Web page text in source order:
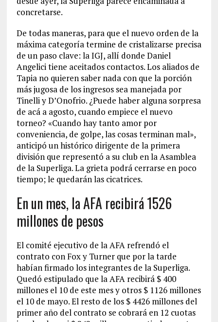
concretarse.
De todas maneras, para que el nuevo orden de la
máxima categoría termine de cristalizarse precisa
de un paso clave: la IGJ, allí donde Daniel
Angelici tiene aceitados contactos. Los aliados de
Tapia no quieren saber nada con que la porción
más jugosa de los ingresos sea manejada por
Tinelli y D’Onofrio. ¿Puede haber alguna sorpresa
de acá a agosto, cuando empiece el nuevo
torneo? «Cuando hay tanto amor por
conveniencia, de golpe, las cosas terminan mal»,
anticipó un histórico dirigente de la primera
división que representó a su club en la Asamblea
de la Superliga. La grieta podrá cerrarse en poco
tiempo; le quedarán las cicatrices.
En un mes, la AFA recibirá 1526
millones de pesos
El comité ejecutivo de la AFA refrendó el
contrato con Fox y Turner que por la tarde
habían firmado los integrantes de la Superliga.
Quedó estipulado que la AFA recibirá $ 400
millones el 10 de este mes y otros $ 1126 millones
el 10 de mayo. El resto de los $ 4426 millones del
primer año del contrato se cobrará en 12 cuotas